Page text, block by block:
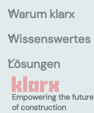
Warum klarx
Wissenswertes
Lösungen
Empowering the future
of construction